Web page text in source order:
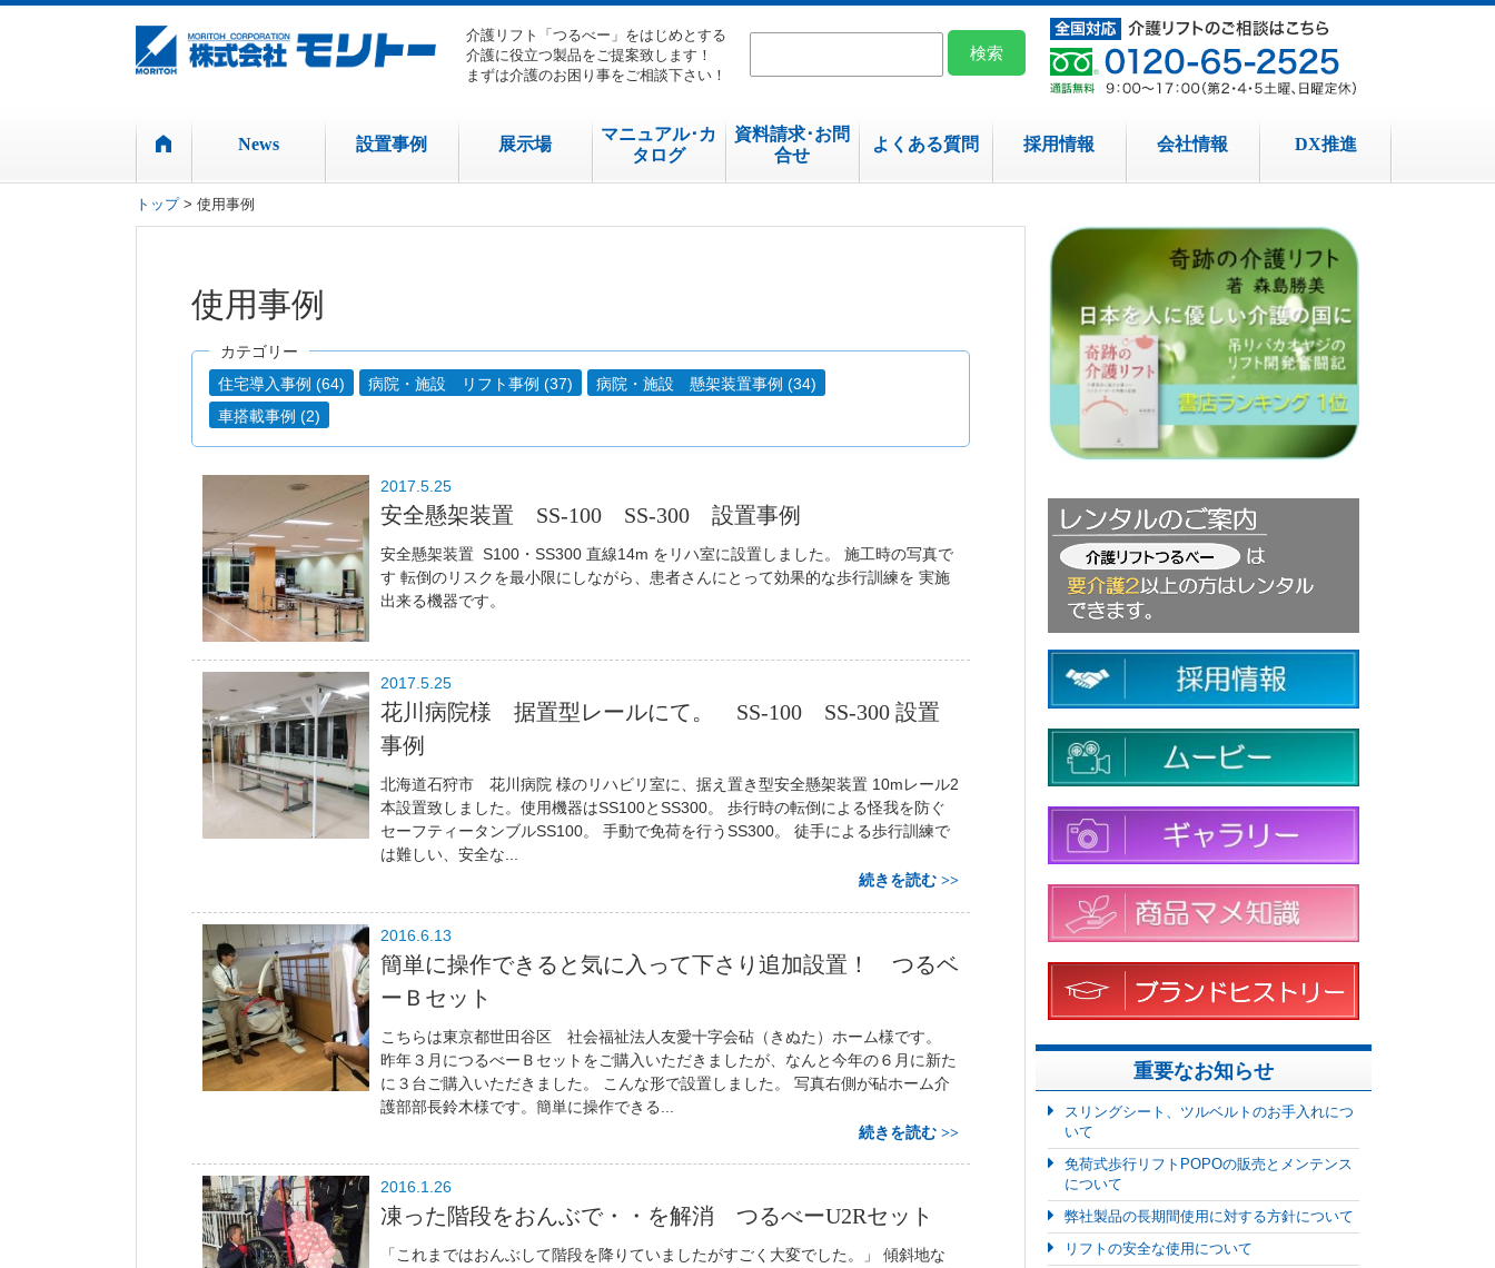
介護リフト「つるべー」をはじめとする
介護に役立つ製品をご提案致します！
まずは介護のお困り事をご相談下さい！
News 設置事例 展示場
マニュアル･カ
タログ
資料請求･お問
合せ
よくある質問 採用情報 会社情報 DX推進
トップ> 使用事例
使用事例
カテゴリー
住宅導入事例 (64)
病院・施設 リフト事例 (37)
病院・施設 懸架装置事例 (34)
車搭載事例 (2)
2017.5.25
安全懸架装置 SS-100 SS-300 設置事例
安全懸架装置 S100・SS300 直線14m をリハ室に設置しました。 施工時の写真で
す 転倒のリスクを最小限にしながら、患者さんにとって効果的な歩行訓練を 実施
出来る機器です。
2017.5.25
花川病院様 据置型レールにて。 SS-100 SS-300 設置
事例
北海道石狩市 花川病院 様のリハビリ室に、据え置き型安全懸架装置 10mレール2
本設置致しました。使用機器はSS100とSS300。 歩行時の転倒による怪我を防ぐ
セーフティータンブルSS100。 手動で免荷を行うSS300。 徒手による歩行訓練で
は難しい、安全な...
続きを読む
2016.6.13
簡単に操作できると気に入って下さり追加設置！ つるベ
ーＢセット
こちらは東京都世田谷区 社会福祉法人友愛十字会砧（きぬた）ホーム様です。
昨年３月につるべーＢセットをご購入いただきましたが、なんと今年の６月に新た
に３台ご購入いただきました。 こんな形で設置しました。 写真右側が砧ホーム介
護部部長鈴木様です。簡単に操作できる...
続きを読む
2016.1.26
凍った階段をおんぶで・・を解消 つるべーU2Rセット
「これまではおんぶして階段を降りていましたがすごく大変でした。」 傾斜地な
重要なお知らせ
スリングシート、ツルベルトのお手入れにつ
いて
免荷式歩行リフトPOPOの販売とメンテンス
について
弊社製品の長期間使用に対する方針について
リフトの安全な使用について